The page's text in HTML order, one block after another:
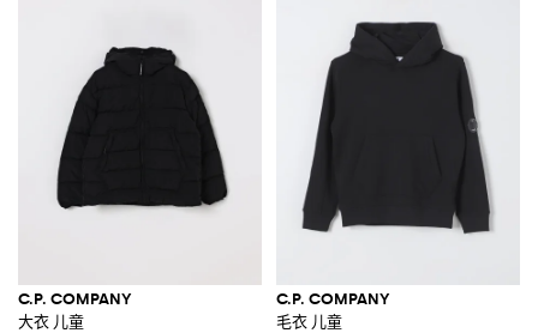
C.P. COMPANY
大衣 儿童
C.P. COMPANY
毛衣 儿童